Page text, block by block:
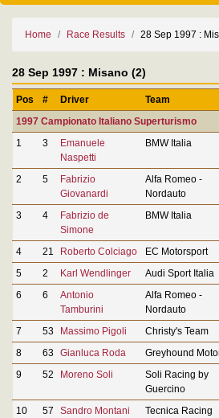
Home Race Results 28 Sep 1997 :
28 Sep 1997 : Misano (2)
Pos # Driver Team
1997 Campionato Italiano Superturismo
1
3
Emanuele
Naspetti
BMW Italia
2 5
Fabrizio
Giovanardi
Alfa Romeo -
Nordauto
3
4
Fabrizio de
Simone
BMW Italia
4 21 Roberto Colciago EC Motorsport
5
2 Karl Wendlinger Audi Sport Italia
6
6
Antonio
Tamburini
Alfa Romeo -
Nordauto
7
53 Massimo Pigoli Christy's Team
8
63 Gianluca Roda Greyhound
9
52 Moreno Soli
Soli Racing by
Guercino
10
57 Sandro Montani Tecnica Racing